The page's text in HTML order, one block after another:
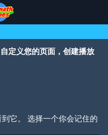
定义您的页面，创建播放
它。 选择一个你会记住的